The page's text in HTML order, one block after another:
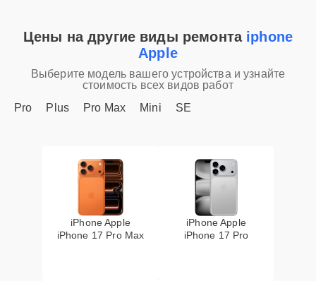
Цены на другие виды ремонта iphone
Apple
Выберите модель вашего устройства и узнайте
стоимость всех видов работ
Pro
Plus Pro Max Mini SE
iPhone Apple
iPhone 17 Pro Max
iPhone Apple
iPhone 17 Pro